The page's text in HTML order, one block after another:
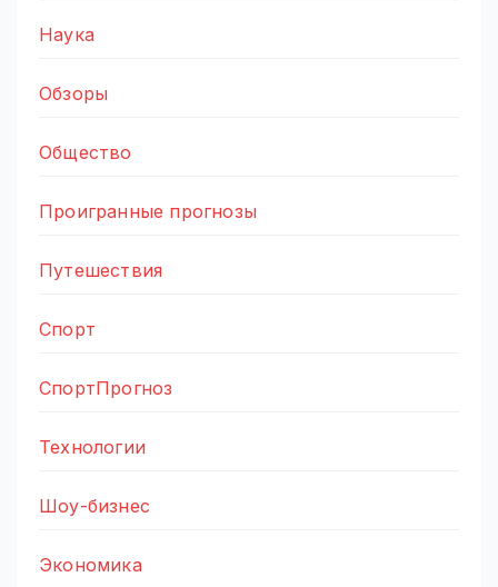
Наука
Обзоры
Общество
Проигранные прогнозы
Путешествия
Спорт
СпортПрогноз
Технологии
Шоу-бизнес
Экономика